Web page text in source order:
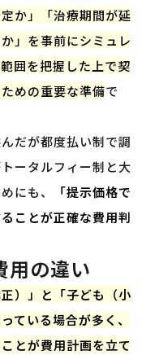
か」「治療期間が延
」を事前にシミュレ
囲を把握した上で契
めの重要な準備で
だが都度払い制で調
ータルフィー制と大
にも、
「提示価格で
ことが正確な費用判
用の違い
正）」と「子ども（小
ている場合が多く、
とが費用計画を立て